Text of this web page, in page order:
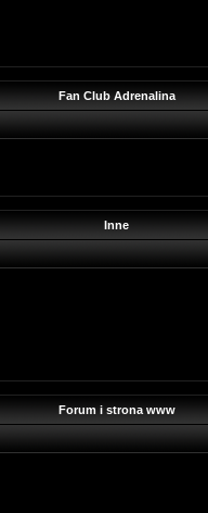
Fan Club Adrenalina
Inne
Forum i strona www